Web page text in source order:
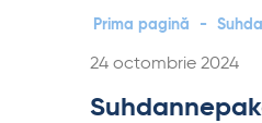
Prima pagină -
Kirjoitettu
24 octombrie 2024